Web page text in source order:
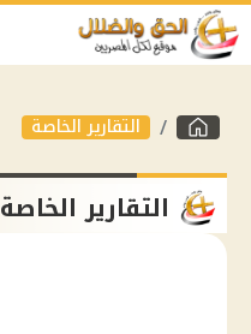
التقارير الخاصة
التقارير الخاصة